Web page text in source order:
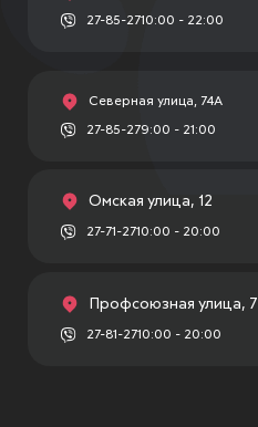
27-85-2710:00 - 22:00
Северная улица, 74А
27-85-279:00 - 21:00
Омская улица, 12
27-71-2710:00 - 20:00
Профсоюзная улица, 7
27-81-2710:00 - 20:00